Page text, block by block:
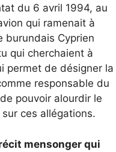
du 6 avril 1994, au
qui ramenait à
burundais Cyprien
qui cherchaient à
permet de désigner la
responsable du
pouvoir alourdir le
sur ces allégations.
mensonger qui